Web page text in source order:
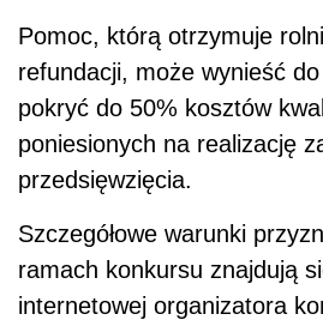
Pomoc, którą otrzymuje
refundacji, może wynieść do
pokryć do 50% kosztów
poniesionych na realizację
przedsięwzięcia.
Szczegółowe warunki
ramach konkursu znajdują
internetowej organizatora